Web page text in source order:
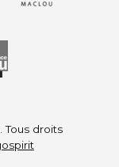
Tous droits